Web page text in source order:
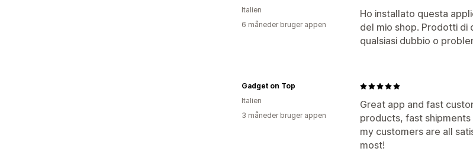
Ho installato questa
del mio shop. Prodotti
qualsiasi dubbio o
Italien
6 måneder bruger appen
Great app and fast
products, fast
my customers are all
most!
Gadget on Top
Italien
3 måneder bruger appen